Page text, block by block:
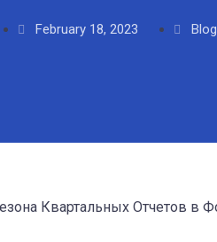
February 18, 2023 Blog
Квартальных Отчетов в